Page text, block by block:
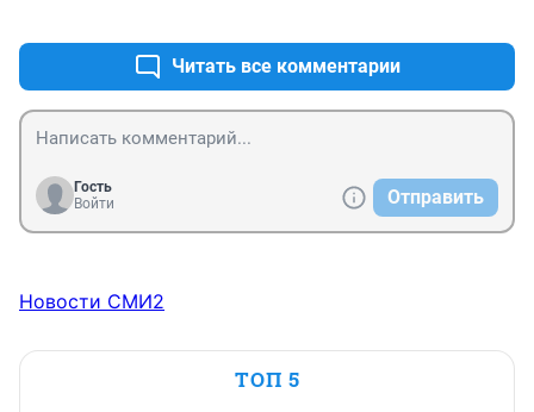
Читать все комментарии
Гость
Войти
Отправить
Новости СМИ2
ТОП 5